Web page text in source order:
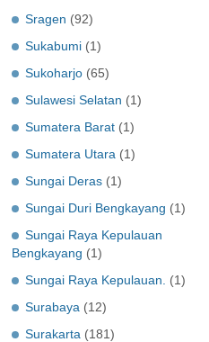
Sragen (92)
Sukabumi (1)
Sukoharjo (65)
Sulawesi Selatan (1)
Sumatera Barat (1)
Sumatera Utara (1)
Sungai Deras (1)
Sungai Duri Bengkayang (1)
Sungai Raya Kepulauan
Bengkayang (1)
Sungai Raya Kepulauan.
(1)
Surabaya (12)
Surakarta (181)